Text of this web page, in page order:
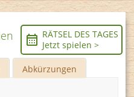
RÄTSEL DES TAGES
Jetzt spielen >
Abkürzungen